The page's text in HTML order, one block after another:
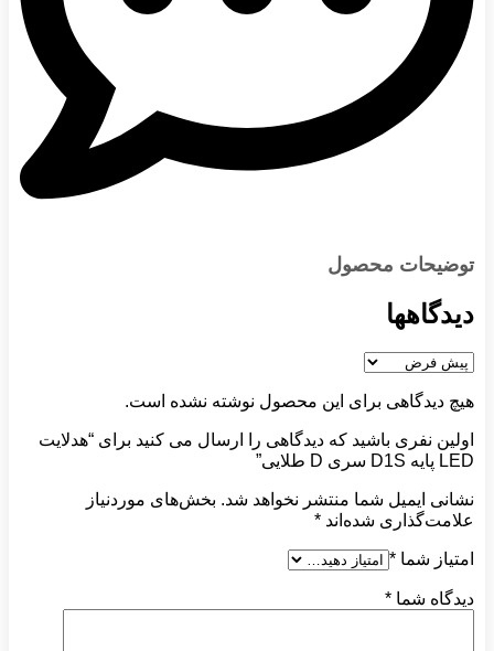
توضیحات محصول
دیدگاهها
هیچ دیدگاهی برای این محصول نوشته نشده است.
اولین نفری باشید که دیدگاهی را ارسال می کنید برای “هدلایت
LED پایه D1S سری D طلایی”
نشانی ایمیل شما منتشر نخواهد شد. بخش‌های موردنیاز
علامت‌گذاری شده‌اند *
امتیاز شما *
دیدگاه شما *